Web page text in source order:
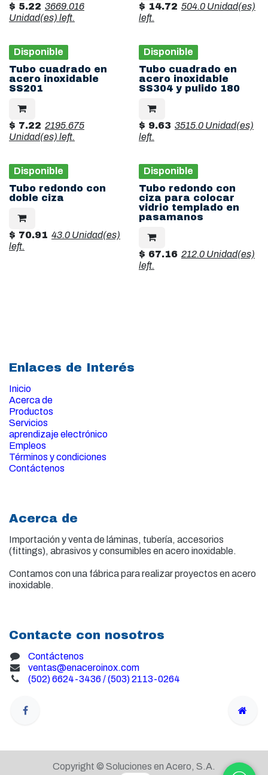
$ 5.22 3669.016
Unidad(es) left.
$ 14.72 504.0 Unidad(es)
left.
Disponible
Tubo cuadrado en
acero inoxidable
SS201
$ 7.22 2195.675
Unidad(es) left.
Disponible
Tubo cuadrado en
acero inoxidable
SS304 y pulido 180
$ 9.63 3515.0 Unidad(es)
left.
Disponible
Tubo redondo con
doble ciza
$ 70.91 43.0 Unidad(es)
left.
Disponible
Tubo redondo con
ciza para colocar
vidrio templado en
pasamanos
$ 67.16 212.0 Unidad(es)
left.
Enlaces de Interés
Inicio
Acerca de
Productos
Servicios
aprendizaje electrónico
Empleos
Términos y condiciones
Contáctenos
Acerca de
Importación y venta de láminas, tubería, accesorios
(fittings), abrasivos y consumibles en acero inoxidable.
Contamos con una fábrica para realizar proyectos en acero
inoxidable.
Contacte con nosotros
Contáctenos
ventas@enaceroinox.com
(502) 6624-3436 / (503) 2113-0264
Copyright © Soluciones en Acero, S.A.